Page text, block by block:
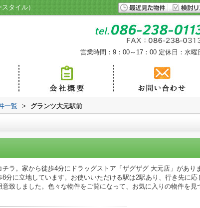
タイル）
営業時間：9：00～17：00 定休日：水曜
一覧 > グランツ大元駅前
ラ。家から徒歩4分にドラッグストア「ザグザグ 大元店」があり
分に立地しています。お使いいただける駅は2駅あり、行き先に応
致しました。色々な物件をご覧になって、お気に入りの物件を見